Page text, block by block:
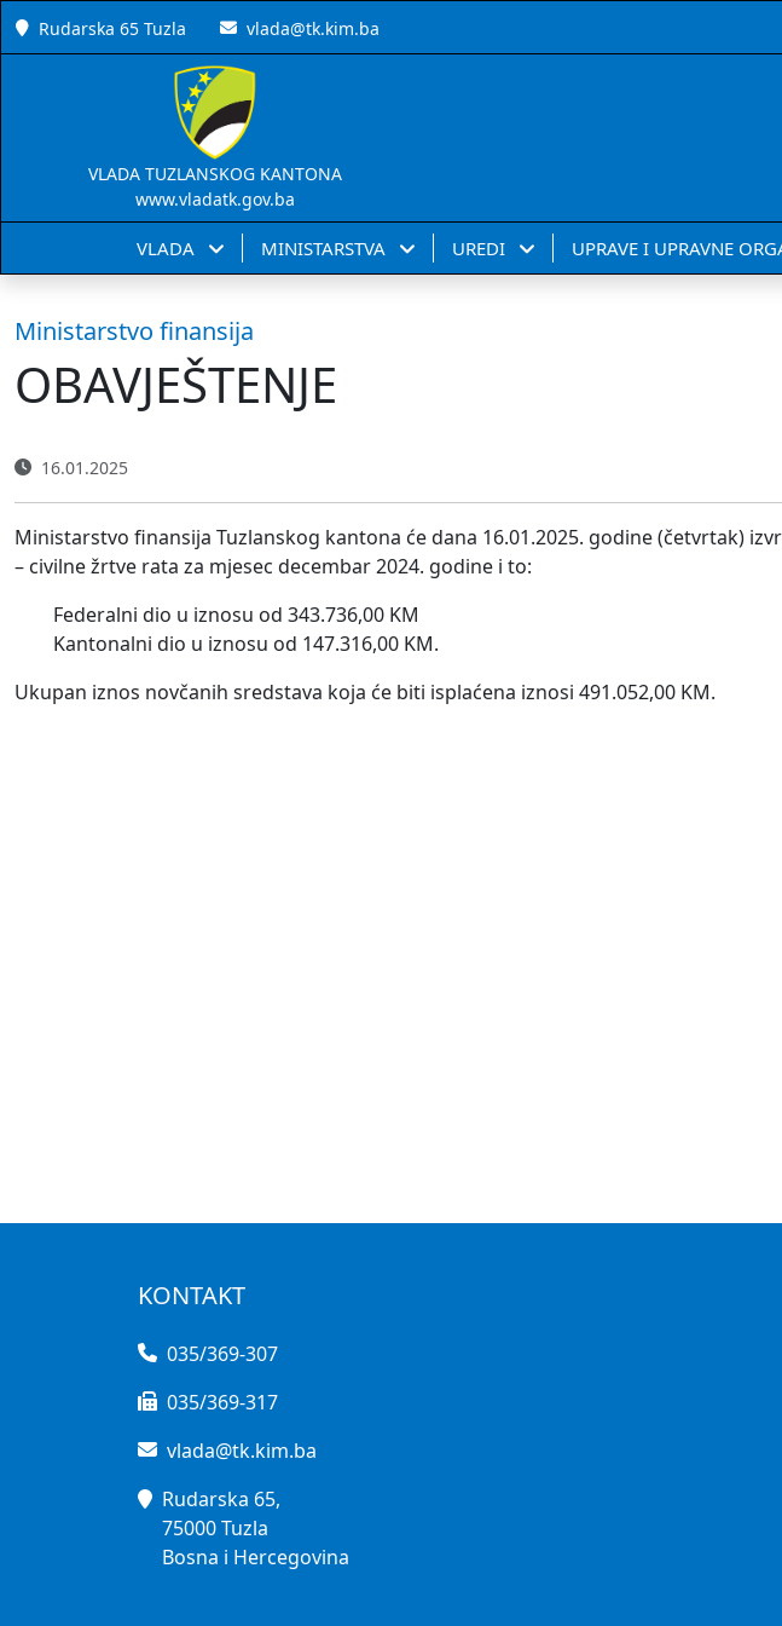
Rudarska 65 Tuzla vlada@tk.kim.ba
VLADA TUZLANSKOG KANTONA
www.vladatk.gov.ba
VLADA MINISTARSTVA UREDI UPRAVE I UPRAVNE
Ministarstvo finansija
OBAVJEŠTENJE
16.01.2025
Ministarstvo finansija Tuzlanskog kantona će dana 16.01.2025. godine (četvrtak)
– civilne žrtve rata za mjesec decembar 2024. godine i to:
Federalni dio u iznosu od 343.736,00 KM
Kantonalni dio u iznosu od 147.316,00 KM.
Ukupan iznos novčanih sredstava koja će biti isplaćena iznosi 491.052,00 KM.
KONTAKT
035/369-307
035/369-317
vlada@tk.kim.ba
Rudarska 65,
75000 Tuzla
Bosna i Hercegovina